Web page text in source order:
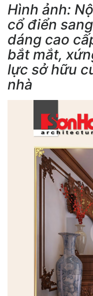
Hình ảnh:
cổ điển
dáng cao
bắt mắt,
lực sở hữu
nhà